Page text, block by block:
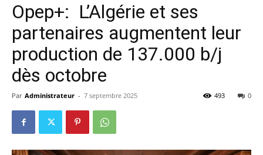
Opep+: L’Algérie et ses
partenaires augmentent leur
production de 137.000 b/j
dès octobre
Par Administrateur - 7 septembre 2025 0
493